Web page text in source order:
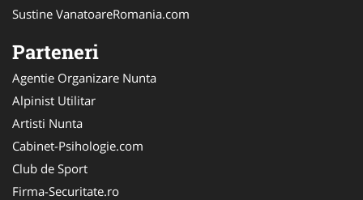
Sustine VanatoareRomania.com
Parteneri
Agentie Organizare Nunta
Alpinist Utilitar
Artisti Nunta
Cabinet-Psihologie.com
Club de Sport
Firma-Securitate.ro